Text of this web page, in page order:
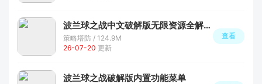
波兰球之战中文破解版无限资源全解锁版
策略塔防 / 124.9M
26-07-20 更新
查看
波兰球之战破解版内置功能菜单